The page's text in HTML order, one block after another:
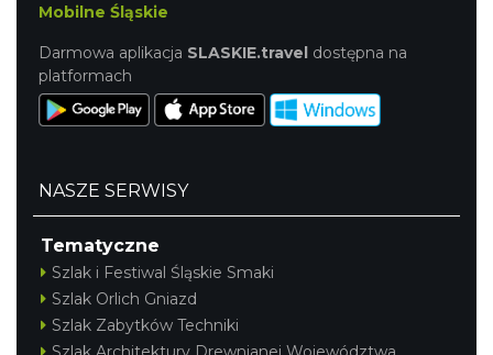
Mobilne Śląskie
Darmowa aplikacja SLASKIE.travel dostępna na
platformach
NASZE SERWISY
Tematyczne
Szlak i Festiwal Śląskie Smaki
Szlak Orlich Gniazd
Szlak Zabytków Techniki